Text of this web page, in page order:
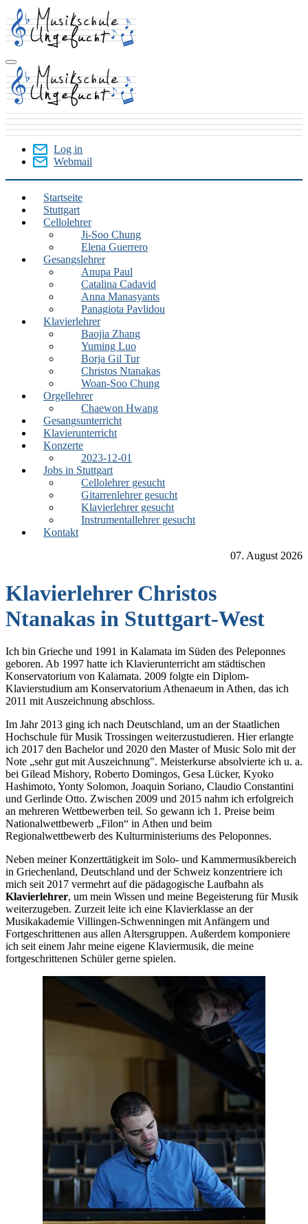
Skip
to
main
content
User
Menu
Log in
Webmail
Stuttgart
Startseite
Stuttgart
Cellolehrer
Ji-Soo Chung
Elena Guerrero
Gesangslehrer
Anupa Paul
Catalina Cadavid
Anna Manasyants
Panagiota Pavlidou
Klavierlehrer
Baojia Zhang
Yuming Luo
Borja Gil Tur
Christos Ntanakas
Woan-Soo Chung
Orgellehrer
Chaewon Hwang
Gesangsunterricht
Klavierunterricht
Konzerte
2023-12-01
Jobs in Stuttgart
Cellolehrer gesucht
Gitarrenlehrer gesucht
Klavierlehrer gesucht
Instrumentallehrer gesucht
Kontakt
07. August 2026
Klavierlehrer Christos
Ntanakas in Stuttgart-West
Ich bin Grieche und 1991 in Kalamata im Süden des Peleponnes
geboren. Ab 1997 hatte ich Klavierunterricht am städtischen
Konservatorium von Kalamata. 2009 folgte ein Diplom-
Klavierstudium am Konservatorium Athenaeum in Athen, das ich
2011 mit Auszeichnung abschloss.
Im Jahr 2013 ging ich nach Deutschland, um an der Staatlichen
Hochschule für Musik Trossingen weiterzustudieren. Hier erlangte
ich 2017 den Bachelor und 2020 den Master of Music Solo mit der
Note „sehr gut mit Auszeichnung". Meisterkurse absolvierte ich u. a.
bei Gilead Mishory, Roberto Domingos, Gesa Lücker, Kyoko
Hashimoto, Yonty Solomon, Joaquin Soriano, Claudio Constantini
und Gerlinde Otto. Zwischen 2009 und 2015 nahm ich erfolgreich
an mehreren Wettbewerben teil. So gewann ich 1. Preise beim
Nationalwettbewerb „Filon“ in Athen und beim
Regionalwettbewerb des Kulturministeriums des Peloponnes.
Neben meiner Konzerttätigkeit im Solo- und Kammermusikbereich
in Griechenland, Deutschland und der Schweiz konzentriere ich
mich seit 2017 vermehrt auf die pädagogische Laufbahn als
Klavierlehrer, um mein Wissen und meine Begeisterung für Musik
weiterzugeben. Zurzeit leite ich eine Klavierklasse an der
Musikakademie Villingen-Schwenningen mit Anfängern und
Fortgeschrittenen aus allen Altersgruppen. Außerdem komponiere
ich seit einem Jahr meine eigene Klaviermusik, die meine
fortgeschrittenen Schüler gerne spielen.